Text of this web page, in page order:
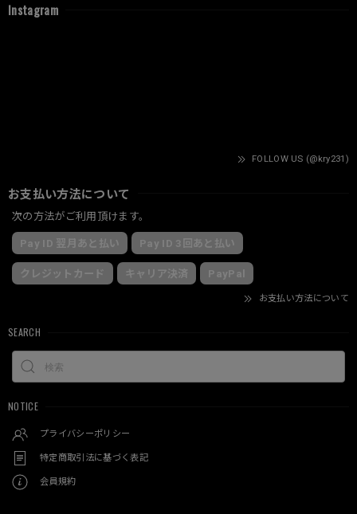
Instagram
FOLLOW US (@kry231)
お支払い方法について
次の方法がご利用頂けます。
Pay ID 翌月あと払い Pay ID 3回あと払い
クレジットカード キャリア決済 PayPal
お支払い方法について
SEARCH
NOTICE
プライバシーポリシー
特定商取引法に基づく表記
会員規約